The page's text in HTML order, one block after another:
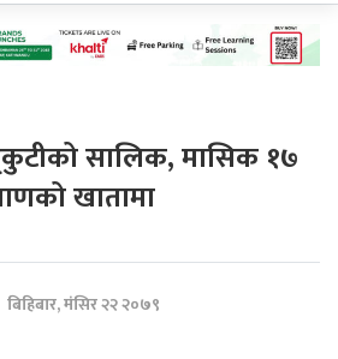
सालिक, मासिक १७
खातामा
बिहिबार, मंसिर २२ २०७९